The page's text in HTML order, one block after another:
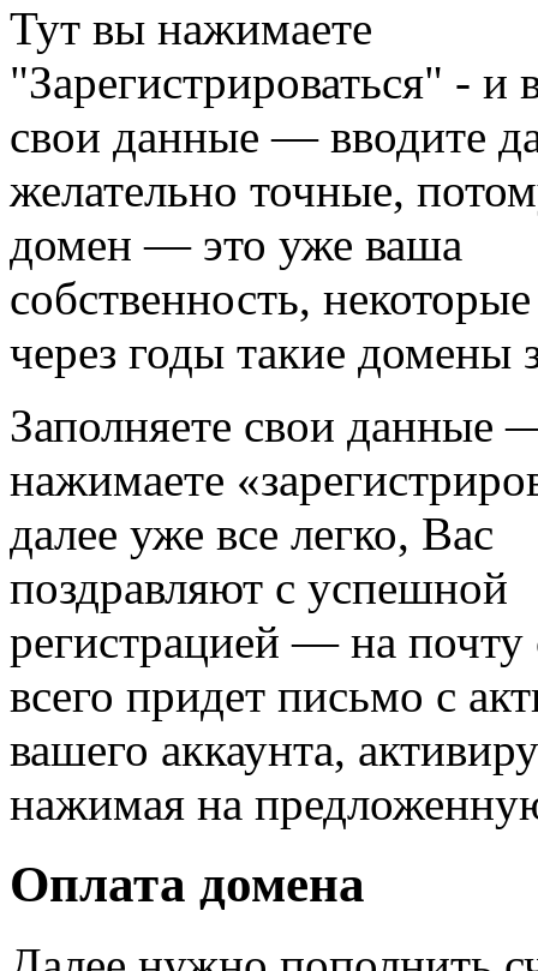
Тут вы нажимаете
"Зарегистрироваться" - и
свои данные — вводите
желательно точные,
домен — это уже ваша
собственность,
через годы такие домены
Заполняете свои данные
нажимаете
далее уже все легко, Вас
поздравляют с успешной
регистрацией — на почту
всего придет письмо с
вашего аккаунта,
нажимая на
Оплата домена